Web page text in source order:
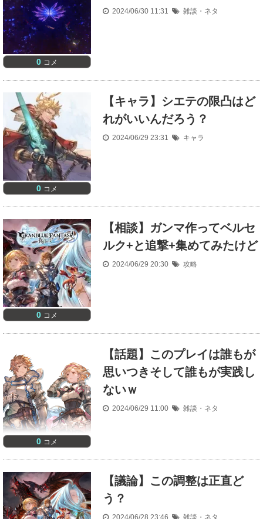
0 コメ
2024/06/30 11:31 雑談・ネタ
0 コメ
【キャラ】シエテの限凸はど
れがいいんだろう？
2024/06/29 23:31 キャラ
0 コメ
【相談】ガンマ作ってベルセ
ルク+と追撃+集めてみたけど
2024/06/29 20:30 攻略
0 コメ
【話題】このプレイは誰もが
思いつきそして誰もが実践し
ないｗ
2024/06/29 11:00 雑談・ネタ
【議論】この調整は正直ど
う？